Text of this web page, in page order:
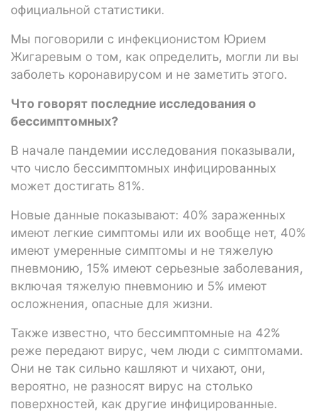
официальной статистики.
Мы поговорили с инфекционистом Юрием
Жигаревым о том, как определить, могли ли вы
заболеть коронавирусом и не заметить этого.
Что говорят последние исследования о
бессимптомных?
В начале пандемии исследования показывали,
что число бессимптомных инфицированных
может достигать 81%.
Новые данные показывают: 40% зараженных
имеют легкие симптомы или их вообще нет, 40%
имеют умеренные симптомы и не тяжелую
пневмонию, 15% имеют серьезные заболевания,
включая тяжелую пневмонию и 5% имеют
осложнения, опасные для жизни.
Также известно, что бессимптомные на 42%
реже передают вирус, чем люди с симптомами.
Они не так сильно кашляют и чихают, они,
вероятно, не разносят вирус на столько
поверхностей, как другие инфицированные.